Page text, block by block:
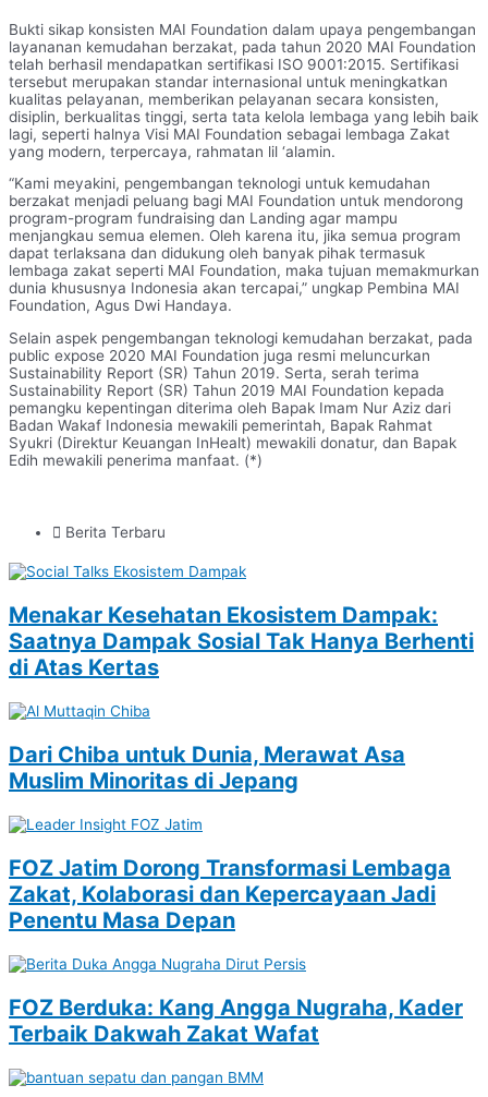
Bukti sikap konsisten MAI Foundation dalam upaya pengembangan
layananan kemudahan berzakat, pada tahun 2020 MAI Foundation
telah berhasil mendapatkan sertifikasi ISO 9001:2015. Sertifikasi
tersebut merupakan standar internasional untuk meningkatkan
kualitas pelayanan, memberikan pelayanan secara konsisten,
disiplin, berkualitas tinggi, serta tata kelola lembaga yang lebih baik
lagi, seperti halnya Visi MAI Foundation sebagai lembaga Zakat
yang modern, terpercaya, rahmatan lil ‘alamin.
“Kami meyakini, pengembangan teknologi untuk kemudahan
berzakat menjadi peluang bagi MAI Foundation untuk mendorong
program-program fundraising dan Landing agar mampu
menjangkau semua elemen. Oleh karena itu, jika semua program
dapat terlaksana dan didukung oleh banyak pihak termasuk
lembaga zakat seperti MAI Foundation, maka tujuan memakmurkan
dunia khususnya Indonesia akan tercapai,” ungkap Pembina MAI
Foundation, Agus Dwi Handaya.
Selain aspek pengembangan teknologi kemudahan berzakat, pada
public expose 2020 MAI Foundation juga resmi meluncurkan
Sustainability Report (SR) Tahun 2019. Serta, serah terima
Sustainability Report (SR) Tahun 2019 MAI Foundation kepada
pemangku kepentingan diterima oleh Bapak Imam Nur Aziz dari
Badan Wakaf Indonesia mewakili pemerintah, Bapak Rahmat
Syukri (Direktur Keuangan InHealt) mewakili donatur, dan Bapak
Edih mewakili penerima manfaat. (*)
Berita Terbaru
Menakar Kesehatan Ekosistem Dampak:
Saatnya Dampak Sosial Tak Hanya Berhenti
di Atas Kertas
Dari Chiba untuk Dunia, Merawat Asa
Muslim Minoritas di Jepang
FOZ Jatim Dorong Transformasi Lembaga
Zakat, Kolaborasi dan Kepercayaan Jadi
Penentu Masa Depan
FOZ Berduka: Kang Angga Nugraha, Kader
Terbaik Dakwah Zakat Wafat